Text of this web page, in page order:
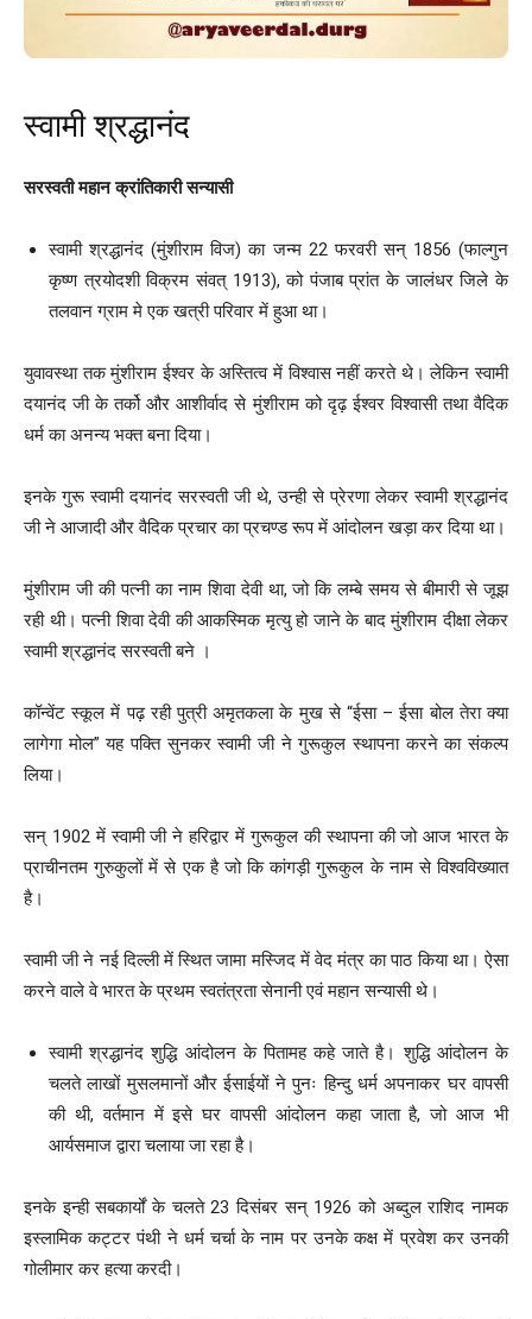
स्वामी श्रद्धानंद
सरस्वती महान क्रांतिकारी सन्यासी
स्वामी श्रद्धानंद (मुंशीराम विज) का जन्म 22 फरवरी सन् 1856 (फाल्गुन
कृष्ण त्रयोदशी विक्रम संवत् 1913), को पंजाब प्रांत के जालंधर जिले के
तलवान ग्राम मे एक खत्री परिवार में हुआ था।
युवावस्था तक मुंशीराम ईश्वर के अस्तित्व में विश्वास नहीं करते थे। लेकिन स्वामी
दयानंद जी के तर्को और आशीर्वाद से मुंशीराम को दृढ़ ईश्वर विश्वासी तथा वैदिक
धर्म का अनन्य भक्त बना दिया।
इनके गुरू स्वामी दयानंद सरस्वती जी थे, उन्ही से प्रेरणा लेकर स्वामी श्रद्धानंद
जी ने आजादी और वैदिक प्रचार का प्रचण्ड रूप में आंदोलन खड़ा कर दिया था।
मुंशीराम जी की पत्नी का नाम शिवा देवी था, जो कि लम्बे समय से बीमारी से जूझ
रही थी। पत्नी शिवा देवी की आकस्मिक मृत्यु हो जाने के बाद मुंशीराम दीक्षा लेकर
स्वामी श्रद्धानंद सरस्वती बने ।
कॉन्वेंट स्कूल में पढ़ रही पुत्री अमृतकला के मुख से “ईसा – ईसा बोल तेरा क्या
लागेगा मोल” यह पक्ति सुनकर स्वामी जी ने गुरूकुल स्थापना करने का संकल्प
लिया।
सन् 1902 में स्वामी जी ने हरिद्वार में गुरूकुल की स्थापना की जो आज भारत के
प्राचीनतम गुरुकुलों में से एक है जो कि कांगड़ी गुरूकुल के नाम से विश्वविख्यात
है।
स्वामी जी ने नई दिल्ली में स्थित जामा मस्जिद में वेद मंत्र का पाठ किया था। ऐसा
करने वाले वे भारत के प्रथम स्वतंत्रता सेनानी एवं महान सन्यासी थे।
स्वामी श्रद्धानंद शुद्धि आंदोलन के पितामह कहे जाते है। शुद्धि आंदोलन के
चलते लाखों मुसलमानों और ईसाईयों ने पुनः हिन्दु धर्म अपनाकर घर वापसी
की थी, वर्तमान में इसे घर वापसी आंदोलन कहा जाता है, जो आज भी
आर्यसमाज द्वारा चलाया जा रहा है।
इनके इन्ही सबकार्यों के चलते 23 दिसंबर सन् 1926 को अब्दुल राशिद नामक
इस्लामिक कट्टर पंथी ने धर्म चर्चा के नाम पर उनके कक्ष में प्रवेश कर उनकी
गोलीमार कर हत्या करदी।